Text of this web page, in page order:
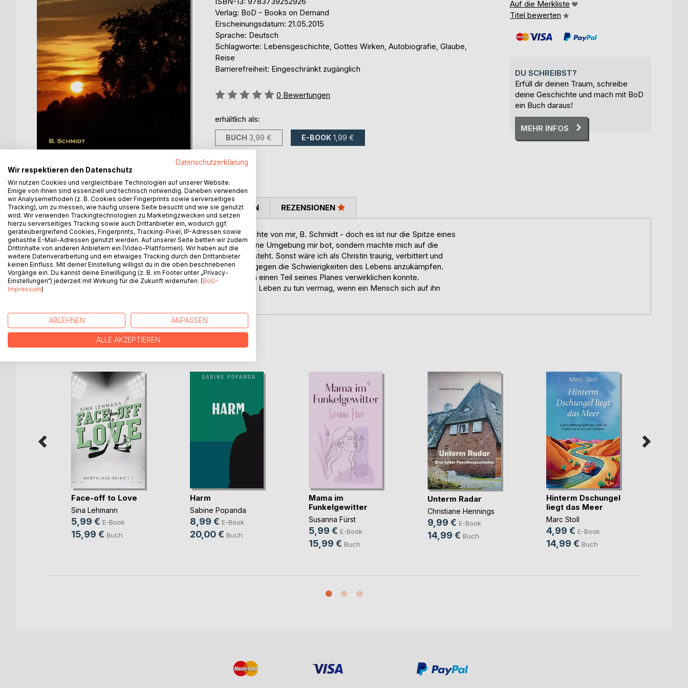
Verlag: BoD - Books on Demand
Erscheinungsdatum: 21.05.2015
Sprache: Deutsch
Schlagworte: Lebensgeschichte, Gottes Wirken, Autobiografie, Glaube,
Reise
Barrierefreiheit: Eingeschränkt zugänglich
Bewertung::
0 Bewertungen
erhältlich als:
BUCH 3,99 € E-BOOK 1,99 €
Auf die Merkliste
Titel bewerten
DU SCHREIBST?
Erfüll dir deinen Traum, schreibe
deine Geschichte und mach mit BoD
ein Buch daraus!
MEHR INFOS
BESCHREIBUNG
Dieses Buch erzählt einen Auszug aus der Lebensgeschichte von mir, B. Schmidt - doch es ist nur die Spitze eines
Eisberges. Ich gab mich nicht zufrieden mit dem, was meine Umgebung mir bot, sondern machte mich auf die
Suche nach mehr von Gott - wie es auch in Philipper 3,14 steht. Sonst wäre ich als Christin traurig, verbittert und
unzufrieden geblieben. So gelang ich an Kraft und Erfolg, gegen die Schwierigkeiten des Lebens anzukämpfen.
Gott hat die Fülle, und ich hoffe, dass ER in meinem Leben einen Teil seines Planes verwirklichen konnte.
Meine Geschichte soll zeigen, was Gottes Kraft mit einem Leben zu tun vermag, wenn ein Mensch sich auf ihn
AUTOR/IN PRESSESTIMMEN REZENSIONEN
WEITERE TITEL BEIBoD
Face-off to Love
Sina Lehmann
5,99 € E-Book
15,99 € Buch
Harm
Sabine Popanda
8,99 € E-Book
20,00 € Buch
Mama im
Funkelgewitter
Susanna Fürst
5,99 € E-Book
15,99 € Buch
Unterm Radar
Christiane Hennings
9,99 € E-Book
14,99 € Buch
Hinterm Dschungel
liegt das Meer
Marc Stoll
4,99 € E-Book
14,99 € Buch
Datenschutzerklärung
Wir respektieren den Datenschutz
Wir nutzen Cookies und vergleichbare Technologien auf unserer Website.
Einige von ihnen sind essenziell und technisch notwendig. Daneben verwenden
wir Analysemethoden (z. B. Cookies oder Fingerprints sowie serverseitiges
Tracking), um zu messen, wie häufig unsere Seite besucht und wie sie genutzt
wird. Wir verwenden Trackingtechnologien zu Marketingzwecken und setzen
hierzu serverseitiges Tracking sowie auch Drittanbieter ein, wodurch ggf.
geräteübergreifend Cookies, Fingerprints, Tracking-Pixel, IP-Adressen sowie
gehashte E-Mail-Adressen genutzt werden. Auf unserer Seite betten wir zudem
Drittinhalte von anderen Anbietern ein (Video-Plattformen). Wir haben auf die
weitere Datenverarbeitung und ein etwaiges Tracking durch den Drittanbieter
keinen Einfluss. Mit deiner Einstellung willigst du in die oben beschriebenen
Vorgänge ein. Du kannst deine Einwilligung (z. B. im Footer unter „Privacy-
Einstellungen“) jederzeit mit Wirkung für die Zukunft widerrufen. (BoD-
Impressum)
ABLEHNEN ANPASSEN
ALLE AKZEPTIEREN